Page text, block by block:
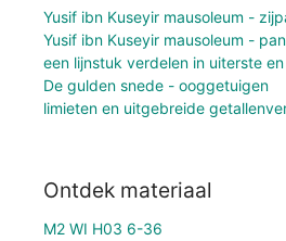
Yusif ibn Kuseyir mausoleum -
Yusif ibn Kuseyir mausoleum -
een lijnstuk verdelen in uiterste
De gulden snede - ooggetuigen
limieten en uitgebreide
Ontdek materiaal
M2 WI H03 6-36